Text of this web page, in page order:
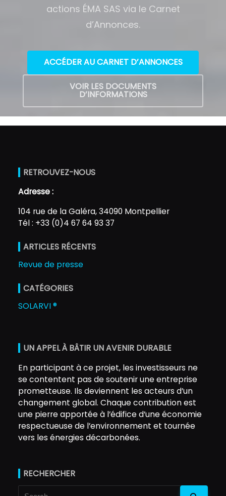
actions ÉMA SAS via le Carnet
d’Annonces.
ACCÉDER AU CARNET D’ANNONCES
VOIR LES DOCUMENTS
D’INFORMATIONS
RETROUVEZ-NOUS
Adresse :
104 rue de la Galéra, 34090 Montpellier
Tél : +33 (0)4 67 64 93 37
ARTICLES RÉCENTS
Revue de presse
CATÉGORIES
SOLARVI ®
UN APPEL À BÂTIR UN AVENIR DURABLE
En participant à ce projet, les investisseurs ne
se contentent pas de soutenir une entreprise
prometteuse. Ils deviennent les acteurs d’un
changement global. Chaque contribution est
une pierre apportée à l’édifice d’une économie
respectueuse de l’environnement et tournée
vers les énergies décarbonées.
RECHERCHER
Search